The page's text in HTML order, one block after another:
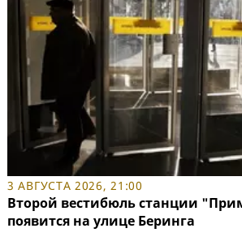
3 АВГУСТА 2026, 21:00
Второй вестибюль станции
появится на улице Беринга